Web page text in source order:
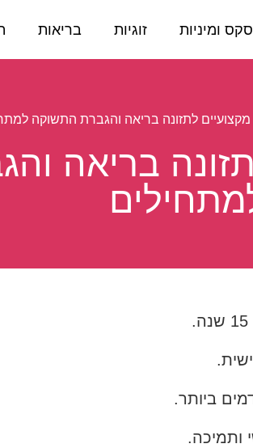
סקס ומיניות זוגיות בריאות
לתזונה בריאה
ביותר.
ותמיכה.